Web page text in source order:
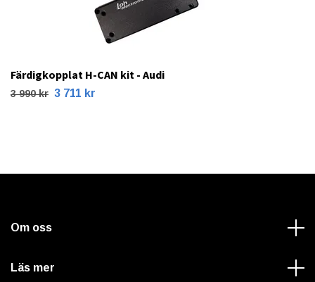
Färdigkopplat H-CAN kit - Audi
3 990 kr 3 711 kr
Om oss
Läs mer